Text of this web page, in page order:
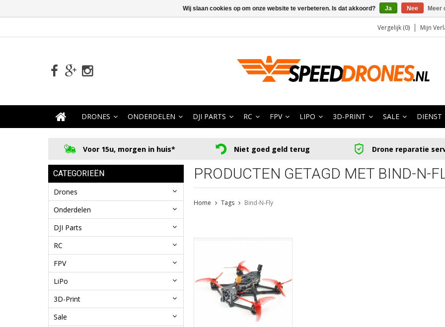
Vergelijk (0) Mijn
DRONES ONDERDELEN DJI PARTS RC FPV LIPO 3D-PRINT SALE DIENST
Voor 15u, morgen in huis* Niet goed geld terug Drone reparatie
CATEGORIEËN
Drones
Onderdelen
DJI Parts
RC
FPV
LiPo
3D-Print
Sale
PRODUCTEN GETAGD MET BIND-N-
Home Tags Bind-N-Fly
Wij slaan cookies op om onze website te verbeteren. Is dat akkoord? Ja Nee Meer